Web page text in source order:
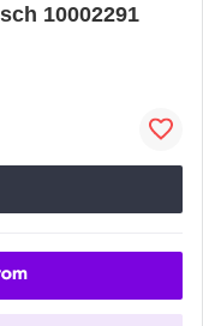
10002291